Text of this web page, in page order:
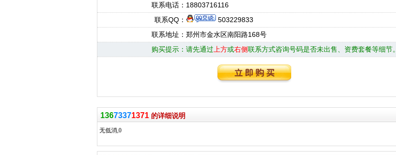
联系电话： 18803716116
联系QQ：
503229833
联系地址： 郑州市金水区南阳路168号
购买提示： 请先通过 上方或右侧联系方式咨询号码是否未出售、资费套餐等细节。
13673371371 的详细说明
无低消,0